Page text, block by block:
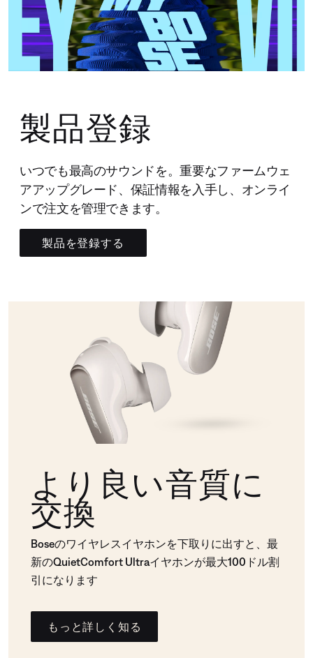
製品登録
いつでも最高のサウンドを。重要なファームウェ
アアップグレード、保証情報を入手し、オンライ
ンで注文を管理できます。
製品を登録する
より良い音質に
交換
Boseのワイヤレスイヤホンを下取りに出すと、最
新のQuietComfort Ultraイヤホンが最大100ドル割
引になります
もっと詳しく知る